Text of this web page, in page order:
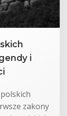
i
zakony